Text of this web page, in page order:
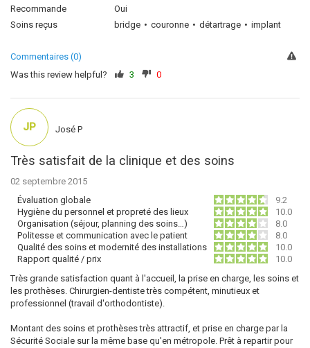
Recommande
Oui
Soins reçus
bridge couronne détartrage implant
Commentaires (0)
Was this review helpful?
3 0
Très satisfait de la clinique et des soins
02 septembre 2015
Évaluation globale
9.2
Hygiène du personnel et propreté des lieux
10.0
Organisation (séjour, planning des soins…)
8.0
Politesse et communication avec le patient
8.0
Qualité des soins et modernité des installations
10.0
Rapport qualité / prix
10.0
Très grande satisfaction quant à l'accueil, la prise en charge, les soins et
les prothèses. Chirurgien-dentiste très compétent, minutieux et
professionnel (travail d'orthodontiste).
Montant des soins et prothèses très attractif, et prise en charge par la
Sécurité Sociale sur la même base qu'en métropole. Prêt à repartir pour
JP José P